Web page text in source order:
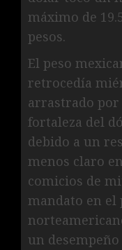
máximo de
pesos.
El peso
retrocedía
arrastrado por
fortaleza del
debido a un
menos claro
comicios de
mandato en el
un